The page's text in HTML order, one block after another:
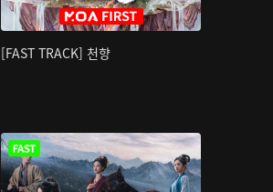
[FAST TRACK] 천향